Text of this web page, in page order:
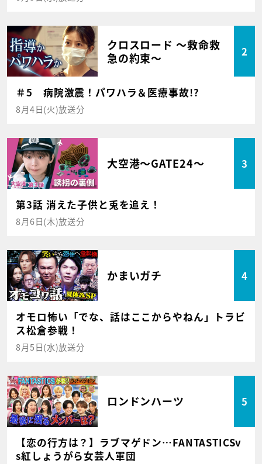
クロスロード ～救命救
急の約束～
2
＃5 病院激震！パワハラ＆医療事故!?
8月4日(火)放送分
大空港～GATE24～ 3
第3話 消えた子供と兎を追え！
8月6日(木)放送分
かまいガチ 4
オモロ怖い「でな、話はここからやねん」トラビ
ス松倉参戦！
8月5日(水)放送分
ロンドンハーツ 5
【恋の行方は？】ラブマゲドン…FANTASTICSv
s紅しょうがら女芸人軍団